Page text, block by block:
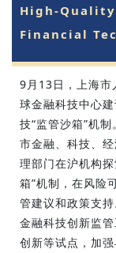
High-
Financial
9月13日，上海市
球金融科技中心
技“监管沙箱”机
市金融、科技、
理部门在沪机构
箱”机制，在风险
管建议和政策支
金融科技创新监
创新等试点，加